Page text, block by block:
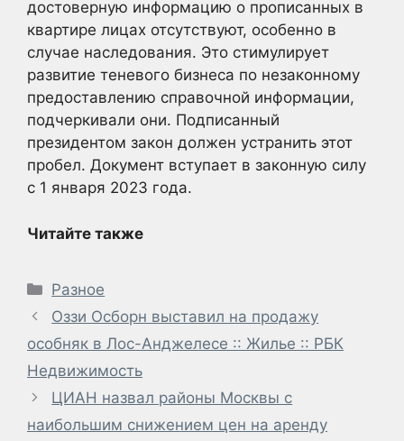
достоверную информацию о прописанных в
квартире лицах отсутствуют, особенно в
случае наследования. Это стимулирует
развитие теневого бизнеса по незаконному
предоставлению справочной информации,
подчеркивали они. Подписанный
президентом закон должен устранить этот
пробел. Документ вступает в законную силу
с 1 января 2023 года.
Читайте также
Рубрики
Разное
Оззи Осборн выставил на продажу
особняк в Лос-Анджелесе :: Жилье :: РБК
Недвижимость
ЦИАН назвал районы Москвы с
наибольшим снижением цен на аренду